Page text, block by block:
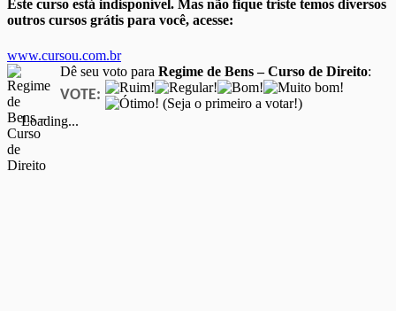
Este curso está indisponível. Mas não fique triste temos diversos
outros cursos grátis para você, acesse:
www.cursou.com.br
Dê seu voto para Regime de Bens – Curso de Direito:
VOTE:
(Seja o primeiro a votar!)
Loading...